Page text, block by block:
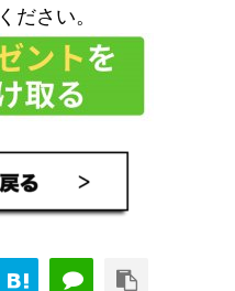
ださい。